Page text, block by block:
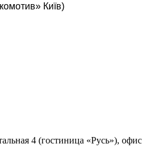
Київ)
4 (гостиница «Русь»), офис